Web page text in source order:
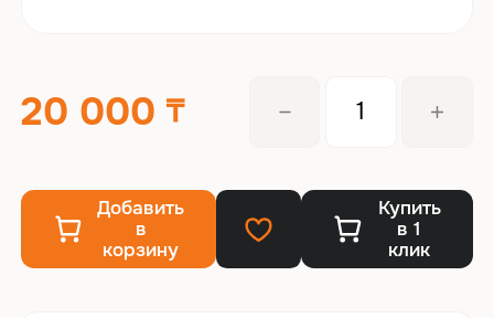
20 000
Добавить
в
корзину
Купить
в 1
клик